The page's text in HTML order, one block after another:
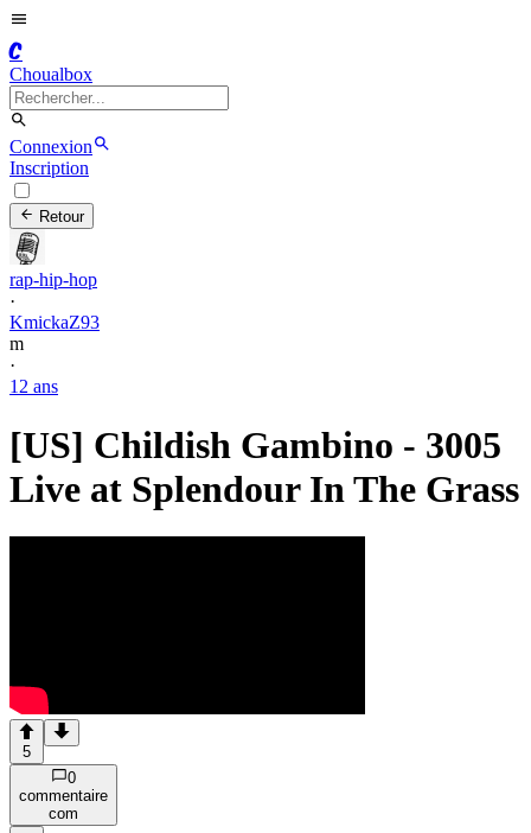
C
Choualbox
Connexion
Inscription
Retour
rap-hip-hop
·
KmickaZ93
m
·
12 ans
[US] Childish Gambino - 3005
Live at Splendour In The Grass
5
0
commentaire
com